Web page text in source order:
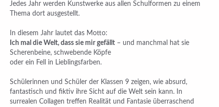
Jedes Jahr werden Kunstwerke aus allen Schulformen zu einem
Thema dort ausgestellt.
In diesem Jahr lautet das Motto:
Ich mal die Welt, dass sie mir gefällt – und manchmal hat sie
Scherenbeine, schwebende Köpfe
oder ein Fell in Lieblingsfarben.
Schülerinnen und Schüler der Klassen 9 zeigen, wie absurd,
fantastisch und fiktiv ihre Sicht auf die Welt sein kann. In
surrealen Collagen treffen Realität und Fantasie überraschend